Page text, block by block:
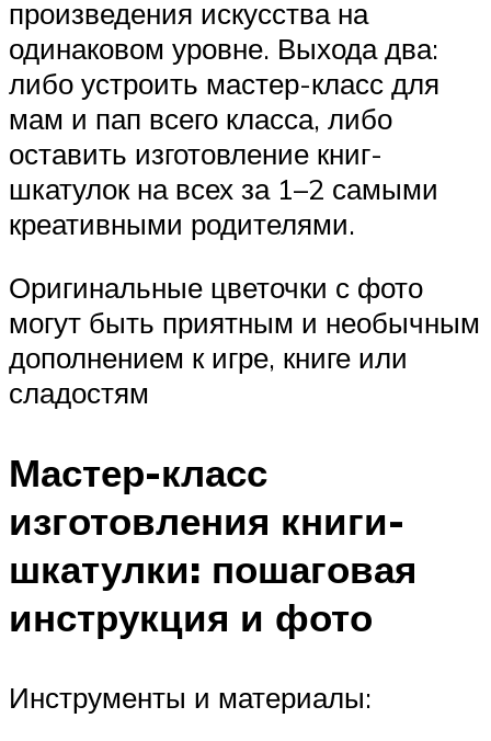
произведения искусства на
одинаковом уровне. Выхода два:
либо устроить мастер-класс для
мам и пап всего класса, либо
оставить изготовление книг-
шкатулок на всех за 1–2 самыми
креативными родителями.
Оригинальные цветочки с фото
могут быть приятным и необычным
дополнением к игре, книге или
сладостям
Мастер-класс
изготовления книги-
шкатулки: пошаговая
инструкция и фото
Инструменты и материалы: